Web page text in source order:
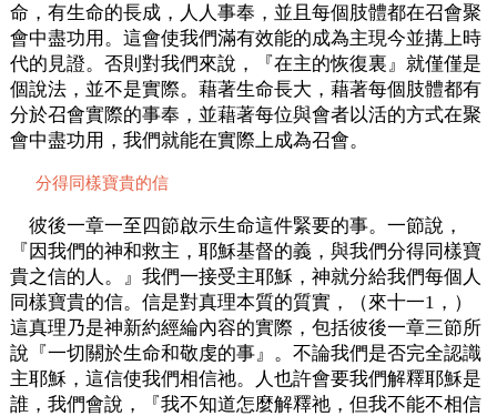
命，有生命的長成，人人事奉，並且每個肢體都在召會聚
會中盡功用。這會使我們滿有效能的成為主現今並搆上時
代的見證。否則對我們來說，『在主的恢復裏』就僅僅是
個說法，並不是實際。藉著生命長大，藉著每個肢體都有
分於召會實際的事奉，並藉著每位與會者以活的方式在聚
會中盡功用，我們就能在實際上成為召會。
分得同樣寶貴的信
彼後一章一至四節啟示生命這件緊要的事。一節說，
『因我們的神和救主，耶穌基督的義，與我們分得同樣寶
貴之信的人。』我們一接受主耶穌，神就分給我們每個人
同樣寶貴的信。信是對真理本質的質實，（來十一1，）
這真理乃是神新約經綸內容的實際，包括彼後一章三節所
說『一切關於生命和敬虔的事』。不論我們是否完全認識
主耶穌，這信使我們相信祂。人也許會要我們解釋耶穌是
誰，我們會說，『我不知道怎麼解釋祂，但我不能不相信